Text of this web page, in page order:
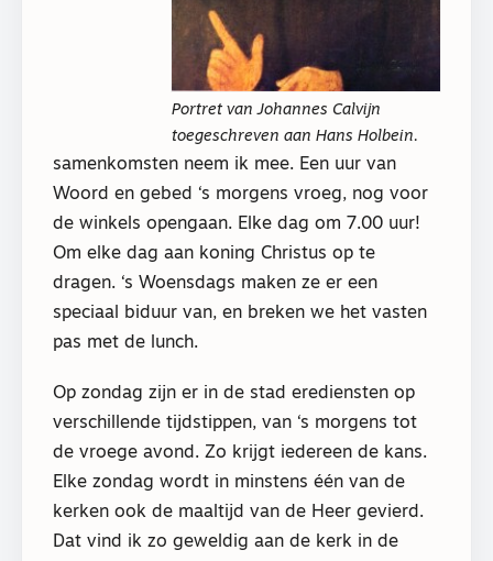
Portret van Johannes Calvijn
toegeschreven aan Hans Holbein.
samenkomsten neem ik mee. Een uur van
Woord en gebed ‘s morgens vroeg, nog voor
de winkels opengaan. Elke dag om 7.00 uur!
Om elke dag aan koning Christus op te
dragen. ‘s Woensdags maken ze er een
speciaal biduur van, en breken we het vasten
pas met de lunch.
Op zondag zijn er in de stad erediensten op
verschillende tijdstippen, van ‘s morgens tot
de vroege avond. Zo krijgt iedereen de kans.
Elke zondag wordt in minstens één van de
kerken ook de maaltijd van de Heer gevierd.
Dat vind ik zo geweldig aan de kerk in de